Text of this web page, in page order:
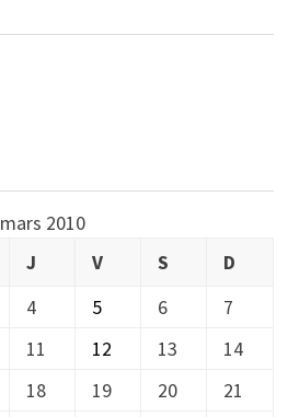
mars 2010
J V S
D
4 5 6
7
11 12 13
14
18 19 20
21